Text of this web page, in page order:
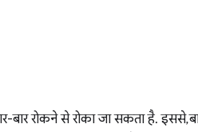
बार रोकने से रोका जा सकता है. इससे,